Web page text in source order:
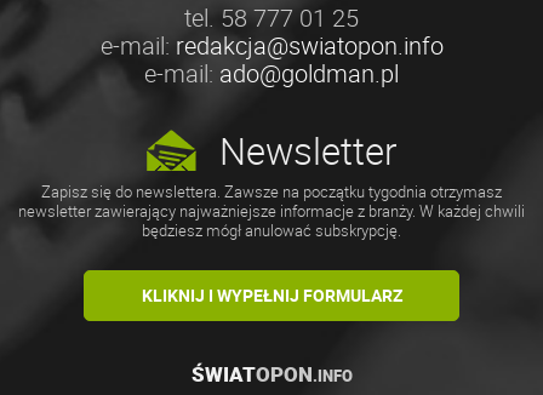
tel. 58 777 01 25
e-mail: redakcja@swiatopon.info
e-mail: ado@goldman.pl
Newsletter
Zapisz się do newslettera. Zawsze na początku tygodnia otrzymasz
newsletter zawierający najważniejsze informacje z branży. W każdej chwili
będziesz mógł anulować subskrypcję.
KLIKNIJ I WYPEŁNIJ FORMULARZ
ŚWIATOPON.INFO